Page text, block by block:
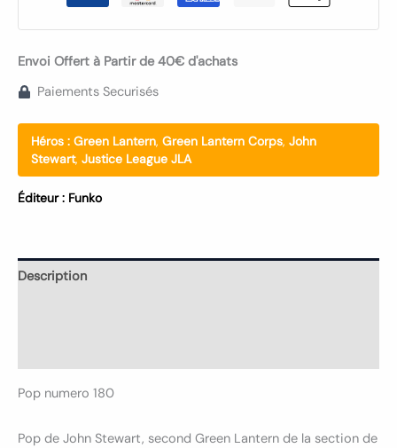
Envoi Offert à Partir de 40€ d'achats
Paiements Securisés
Héros : Green Lantern, Green Lantern Corps, John
Stewart, Justice League JLA
Éditeur : Funko
Description
Pop numero 180
Pop de John Stewart, second Green Lantern de la section de